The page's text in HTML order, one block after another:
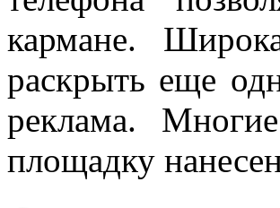
кармане.
раскрыть еще
реклама.
площадку